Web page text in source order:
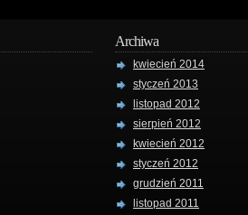
Archiwa
kwiecień 2014
styczeń 2013
listopad 2012
sierpień 2012
kwiecień 2012
styczeń 2012
grudzień 2011
listopad 2011